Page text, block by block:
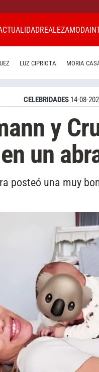
REALEZAMODA
LUZ CIPRIOTA MORIA
CELEBRIDADES 14-08-
y
un
posteó una muy